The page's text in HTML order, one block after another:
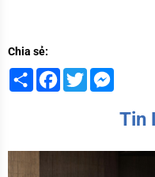
Chia sẻ:
Share Facebook
Twitter
Tin